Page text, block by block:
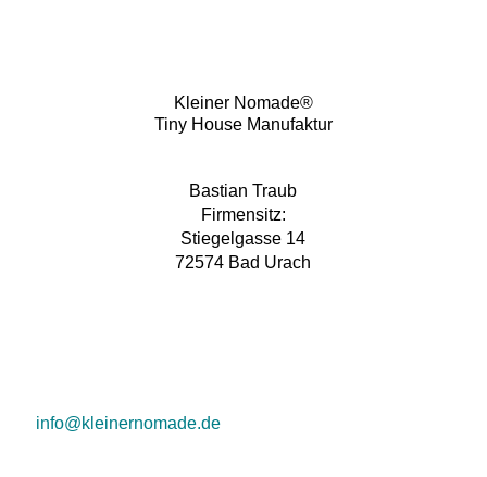
Kleiner Nomade®
Tiny House Manufaktur
Bastian Traub
Firmensitz:
Stiegelgasse 14
72574 Bad Urach
info@kleinernomade.de